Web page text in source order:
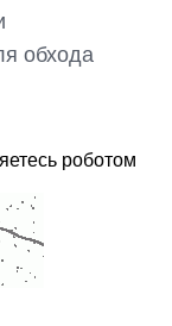
обхода
роботом